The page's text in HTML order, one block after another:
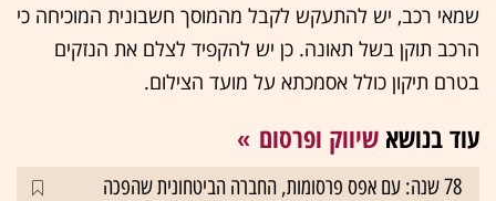
שמאי רכב, יש להתעקש לקבל מהמוסך חשבונית המוכיחה כי
הרכב תוקן בשל תאונה. כן יש להקפיד לצלם את הנזקים
בטרם תיקון כולל אסמכתא על מועד הצילום.
עוד בנושא שיווק ופרסום
78 שנה: עם אפס פרסומות, החברה הביטחונית שהפכה